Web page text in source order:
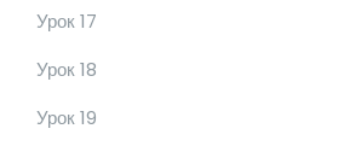
Урок 17
Урок 18
Урок 19